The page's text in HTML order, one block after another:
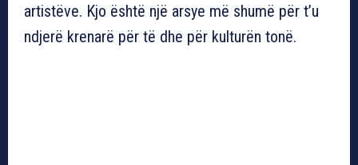
artistëve. Kjo është një arsye më shumë për t’u
ndjerë krenarë për të dhe për kulturën tonë.